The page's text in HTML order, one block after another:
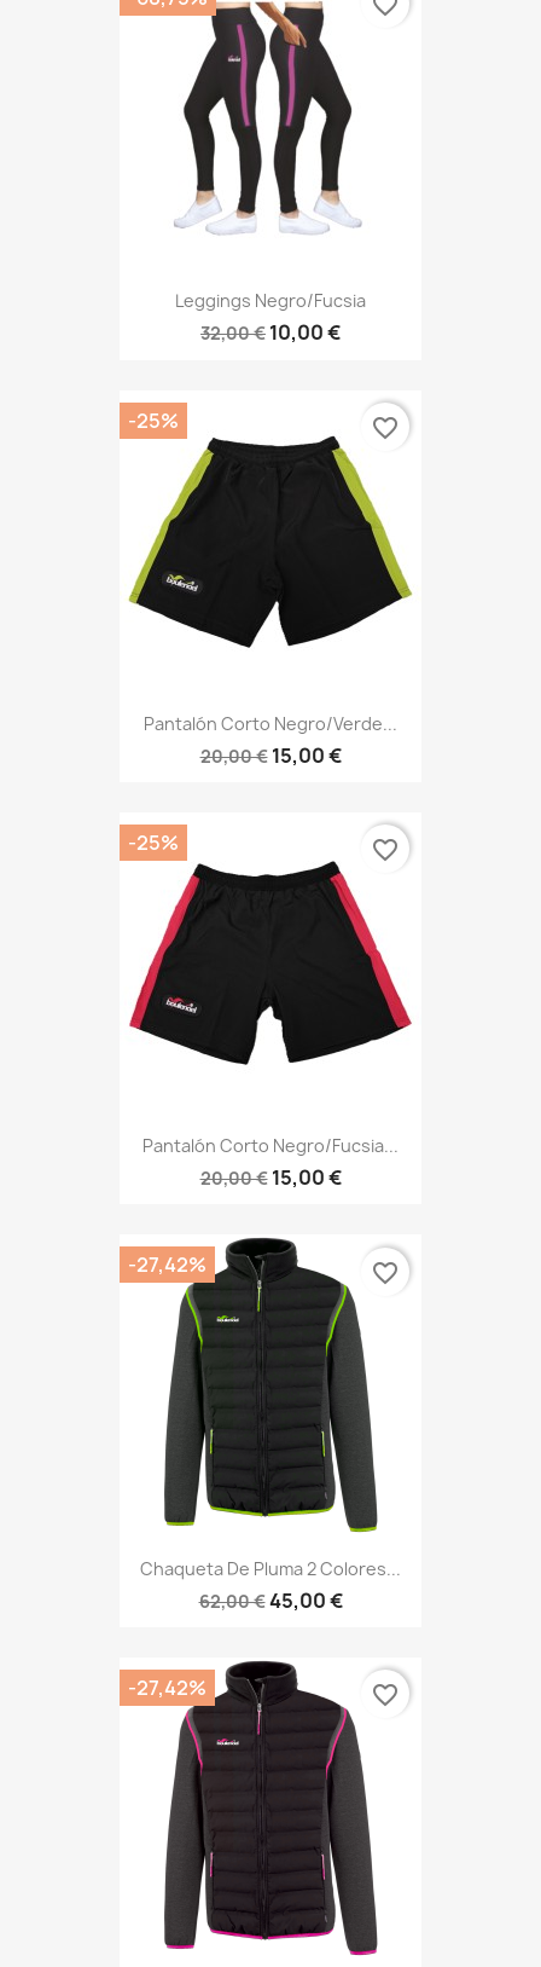
Leggings Negro/fucsia
32,00 € 10,00 €
Pantalón Corto Negro/verde...
20,00 € 15,00 €
-25% favorite_border
Pantalón Corto Negro/fucsia...
20,00 € 15,00 €
-25% favorite_border
Chaqueta De Pluma 2 Colores...
62,00 €45,00 €
-27,42% favorite_border
-27,42% favorite_border